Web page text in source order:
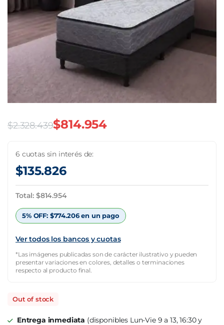
$2.328.439
precio
original
era:
$2.328.439.
$814.954
precio
actual
es:
$814.954.
6 cuotas sin interés de:
$135.826
Total: $814.954
5% OFF: $774.206en un pago
Ver todos los bancos y cuotas
*Las imágenes publicadas son de carácter ilustrativo y pueden
presentar variaciones en colores, detalles o terminaciones
respecto al producto final.
Out of stock
Entrega inmediata (disponibles Lun-Vie 9 a 13, 16:30 y